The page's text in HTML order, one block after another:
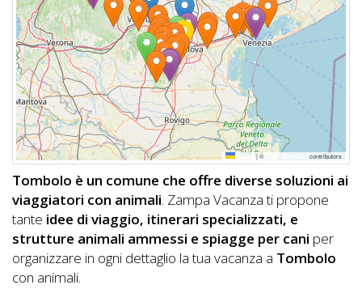
A
DOG
INFO
A
DOG
CHIEDI
CODICE
SCONTO
Leaflet |© contributors
Tombolo è un comune che offre diverse soluzioni ai
viaggiatori con animali. Zampa Vacanza ti propone
tante idee di viaggio, itinerari specializzati, e
strutture animali ammessi e spiagge per cani per
organizzare in ogni dettaglio la tua vacanza a Tombolo
con animali.